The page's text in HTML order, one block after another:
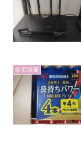
住宅設備